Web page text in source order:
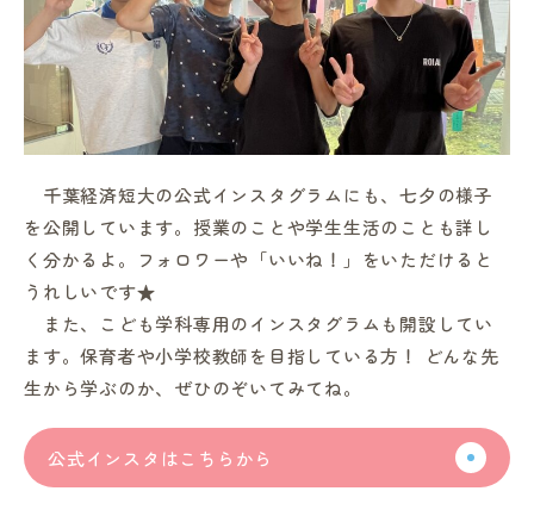
千葉経済短大の公式インスタグラムにも、七夕の様子
を公開しています。授業のことや学生生活のことも詳し
く分かるよ。フォロワーや「いいね！」をいただけると
うれしいです★
また、こども学科専用のインスタグラムも開設してい
ます。保育者や小学校教師を目指している方！ どんな先
生から学ぶのか、ぜひのぞいてみてね。
公式インスタはこちらから